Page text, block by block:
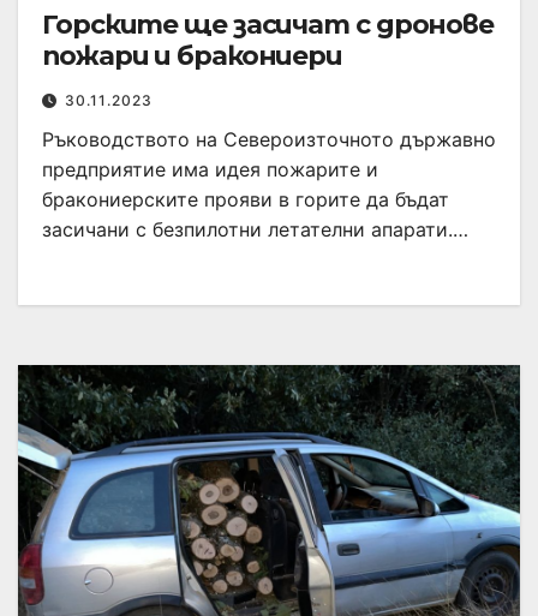
Горските ще засичат с дронове
пожари и бракониери
30.11.2023
Ръководството на Североизточното държавно
предприятие има идея пожарите и
бракониерските прояви в горите да бъдат
засичани с безпилотни летателни апарати.…